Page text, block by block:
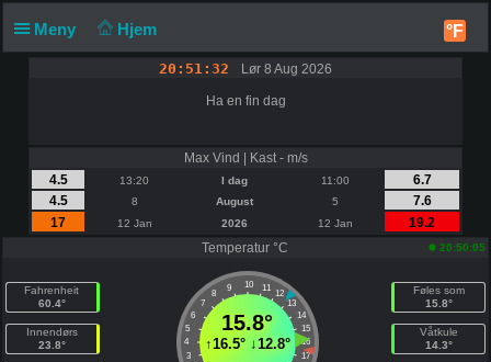
Meny Hjem °F
20:51:32 Lør 8 Aug 2026
Ha en fin dag
Max Vind | Kast - m/s
4.5
13:20 I dag 11:00
6.7
4.5
8 August 5
7.6
17
12 Jan 2026 12 Jan
19.2
Temperatur °C
20:50:05
Fahrenheit
60.4°
Innendørs
23.8°
10
9 11
8
12
7
13
6
14
5
15
4
16
3
17
15.8°
↑16.5°↓12.8°
Føles som
15.8°
Våtkule
14.3°